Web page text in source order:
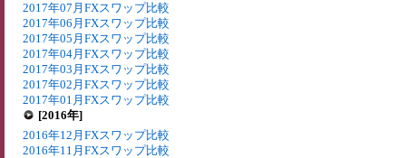
2017年07月FXスワップ比較
2017年06月FXスワップ比較
2017年05月FXスワップ比較
2017年04月FXスワップ比較
2017年03月FXスワップ比較
2017年02月FXスワップ比較
2017年01月FXスワップ比較
[2016年]
2016年12月FXスワップ比較
2016年11月FXスワップ比較